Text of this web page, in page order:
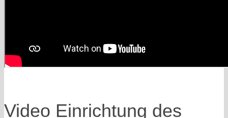
Video Einrichtung des